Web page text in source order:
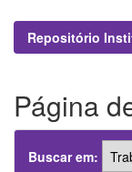
Repositório
Página
Buscar em: